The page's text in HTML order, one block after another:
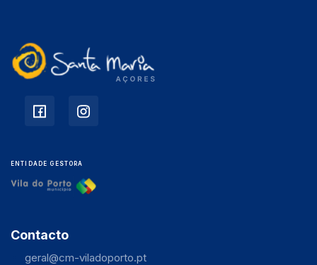
ENTIDADE GESTORA
Contacto
geral@cm-viladoporto.pt